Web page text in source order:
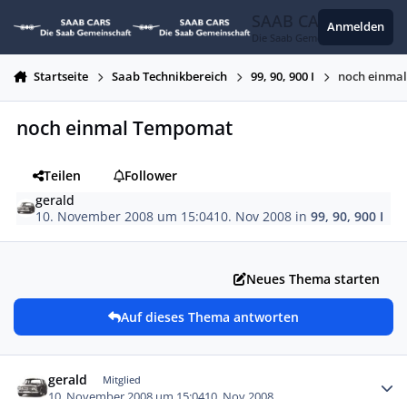
SAAB CARS
Die Saab Gemeinschaft
Anmelden
Startseite Saab Technikbereich 99, 90, 900 I noch
noch einmal Tempomat
Teilen
Follower
gerald
10. November 2008 um 15:0410. Nov 2008 in99, 90, 900 I
Neues Thema starten
Auf dieses Thema antworten
gerald Mitglied